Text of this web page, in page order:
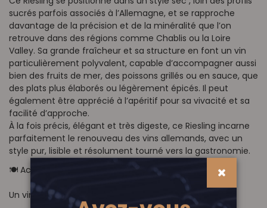
sucrés parfois associés à l’Allemagne, et se rapproche
davantage de la précision et de la minéralité que l’on
retrouve dans des régions comme Chablis ou la Loire
Valley. Sa grande fraîcheur et sa structure en font un vin
particulièrement polyvalent, capable d’accompagner aussi
bien des fruits de mer, des poissons grillés ou en sauce, que
des plats plus élaborés ou légèrement épicés. Il peut
également être apprécié à l’apéritif pour sa vivacité et sa
facilité d’approche.
À la fois précis, élégant et très digeste, ce Riesling incarne
parfaitement le renouveau des vins allemands, avec un
style pur, lisible et résolument tourné vers la gastronomie.
🍽️ Accords mets & vins
Un vin extrêmement polyvalent :